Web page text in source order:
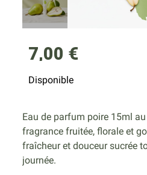
7,00 €
Disponible
Eau de parfum poire 15ml
fragrance fruitée, florale et
fraîcheur et douceur sucrée
journée.